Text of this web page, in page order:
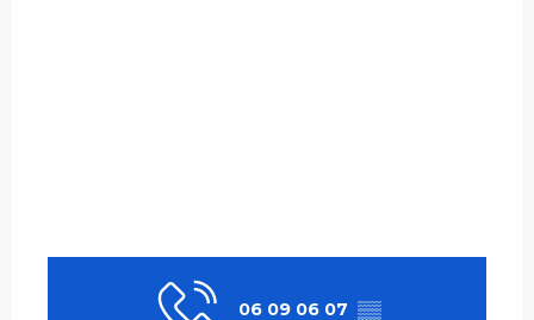
06 09 06 07 ▒▒